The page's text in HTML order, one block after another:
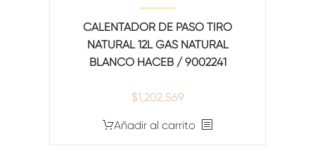
CALENTADOR DE PASO TIRO
NATURAL 12L GAS NATURAL
BLANCO HACEB / 9002241
$1,202,569
Añadir al carrito